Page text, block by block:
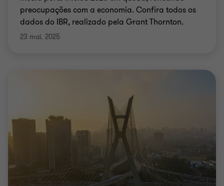
preocupações com a economia. Confira todos os
dados do IBR, realizado pela Grant Thornton.
23 mai. 2025